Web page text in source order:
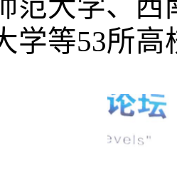
范大学、
学等53所